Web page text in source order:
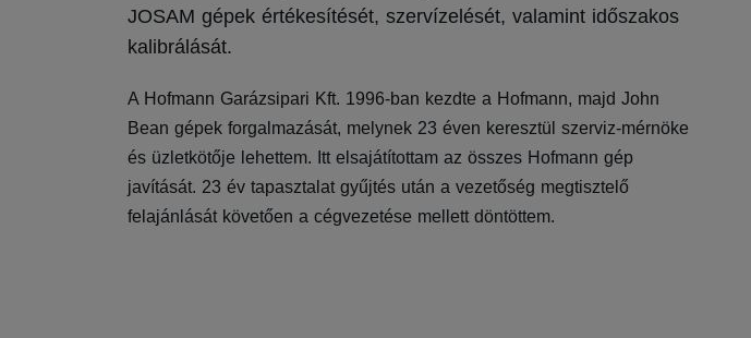
JOSAM gépek értékesítését, szervízelését, valamint időszakos
kalibrálását.
A Hofmann Garázsipari Kft. 1996-ban kezdte a Hofmann, majd John
Bean gépek forgalmazását, melynek 23 éven keresztül szerviz-mérnöke
és üzletkötője lehettem. Itt elsajátítottam az összes Hofmann gép
javítását. 23 év tapasztalat gyűjtés után a vezetőség megtisztelő
felajánlását követően a cégvezetése mellett döntöttem.